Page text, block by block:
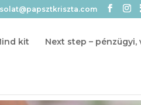
kit Next step –